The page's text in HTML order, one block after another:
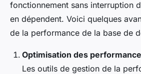
fonctionnement sans interruption
en dépendent. Voici quelques
de la performance de la base de
Optimisation des
Les outils de gestion de la